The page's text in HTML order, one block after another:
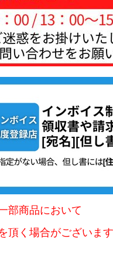
部商品において
頂く場合がございま